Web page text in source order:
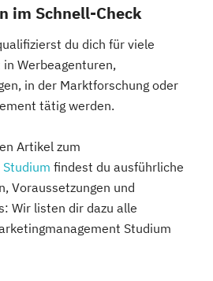
im Schnell-Check
du dich für viele
Werbeagenturen,
in der Marktforschung oder
tätig werden.
Artikel zum
findest du ausführliche
Voraussetzungen und
Wir listen dir dazu alle
Studium